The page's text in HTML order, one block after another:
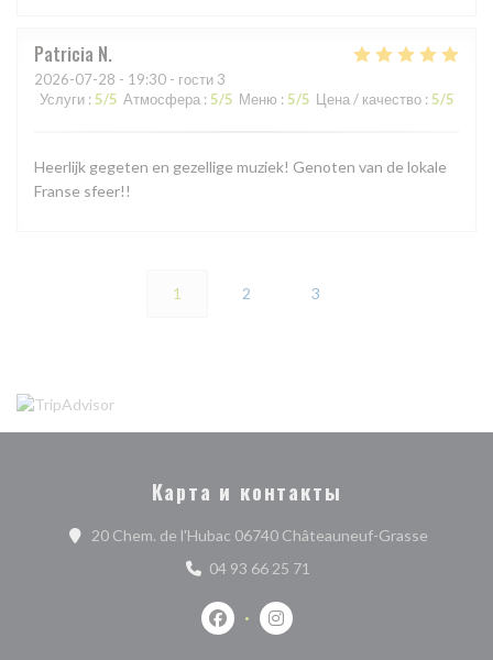
Patricia N
2026-07-28 - 19:30 - гости 3
Услуги : 5/5 Атмосфера : 5/5 Меню : 5/5 Цена / качество : 5/5
Heerlijk gegeten en gezellige muziek! Genoten van de lokale
Franse sfeer!!
1 2 3
Карта и контакты
20 Chem. de l'Hubac 06740 Châteauneuf-Grasse
04 93 66 25 71
Facebook ((открывается в новом
Instagram ((открывается в